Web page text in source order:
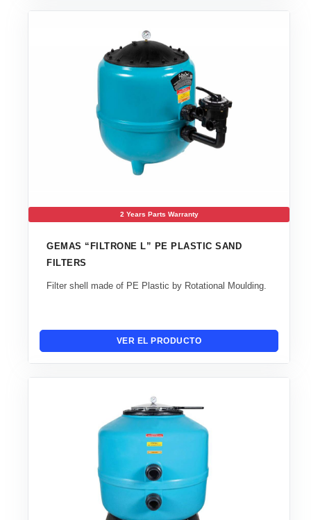
2 Years Parts Warranty
GEMAS “FILTRONE L” PE PLASTIC SAND
FILTERS
Filter shell made of PE Plastic by Rotational Moulding.
VER EL PRODUCTO